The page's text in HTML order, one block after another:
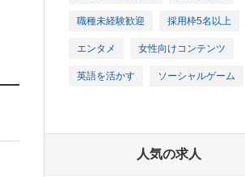
職種未経験歓迎 採用枠5名以上
エンタメ 女性向けコンテンツ
英語を活かす ソーシャルゲーム
人気の求人